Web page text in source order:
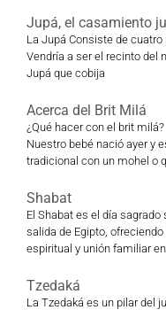
Jupá, el casamiento
La Jupá Consiste de
Vendría a ser el recinto del
Jupá que cobija
Acerca del Brit Milá
¿Qué hacer con el brit
Nuestro bebé nació ayer y
tradicional con un mohel o
Shabat
El Shabat es el día
salida de Egipto,
espiritual y unión familiar
Tzedaká
La Tzedaká es un pilar del